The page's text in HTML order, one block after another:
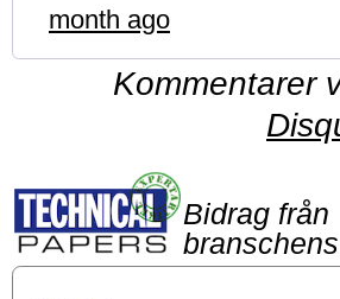
month ago
Kommentarer
Bidrag från